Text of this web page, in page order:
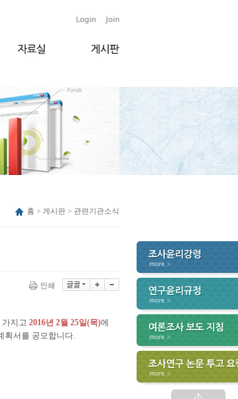
홈 > 게시판 > 관련기관소식
인쇄
가지고 2016년 2월 25일(목)에
획서를 공모합니다.